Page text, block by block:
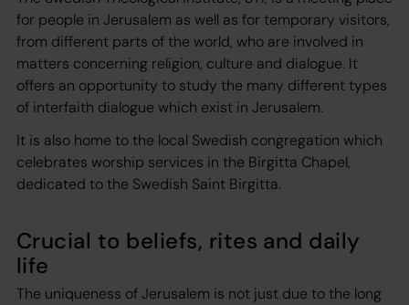
for people in Jerusalem as well as for temporary visitors,
from different parts of the world, who are involved in
matters concerning religion, culture and dialogue. It
offers an opportunity to study the many different types
of interfaith dialogue which exist in Jerusalem.
It is also home to the local Swedish congregation which
celebrates worship services in the Birgitta Chapel,
dedicated to the Swedish Saint Birgitta.
Crucial to beliefs, rites and daily
life
The uniqueness of Jerusalem is not just due to the long